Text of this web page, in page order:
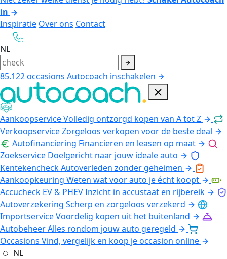
in
Inspiratie Over ons Contact
NL
85.122occasions Autocoach inschakelen
AankoopserviceVolledig ontzorgd kopen van A tot Z
VerkoopserviceZorgeloos verkopen voor de beste deal
Autofinanciering Financieren en leasen op maat
Zoekservice Doelgericht naar jouw ideale auto
KentekencheckAutoverleden zonder geheimen
Aankoopkeuring Weten wat voor auto je écht koopt
Accucheck EV & PHEVInzicht in accustaat en rijbereik
Autoverzekering Scherp en zorgeloos verzekerd
ImportserviceVoordelig kopen uit het buitenland
AutobeheerAlles rondom jouw auto geregeld
Occasions Vind, vergelijk en koop je occasion online
NL